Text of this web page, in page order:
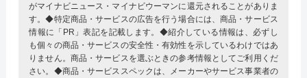
がマイナビニュース・マイナビウーマンに還元されることがありま
す。◆特定商品・サービスの広告を行う場合には、商品・サービス
情報に「PR」表記を記載します。◆紹介している情報は、必ずし
も個々の商品・サービスの安全性・有効性を示しているわけではあ
りません。商品・サービスを選ぶときの参考情報としてご利用くだ
さい。◆商品・サービススペックは、メーカーやサービス事業者の